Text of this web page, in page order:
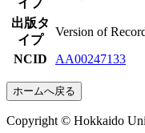
出版タ
イプ
Version of
NCID
AA00247133
ホームへ戻る
Copyright © Hokkaido